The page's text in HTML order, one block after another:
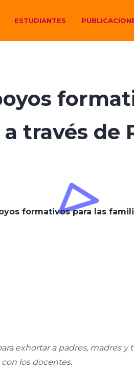
ESTUDIANTES
través de
formativos para las
exhortar a padres, madres
los docentes.